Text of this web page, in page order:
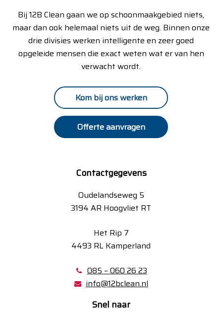
Bij 12B Clean gaan we op schoonmaakgebied niets,
maar dan ook helemaal niets uit de weg. Binnen onze
drie divisies werken intelligente en zeer goed
opgeleide mensen die exact weten wat er van hen
verwacht wordt.
Kom bij ons werken
Offerte aanvragen
Contactgegevens
Oudelandseweg 5
3194 AR Hoogvliet RT
Het Rip 7
4493 RL Kamperland
085 – 060 26 23
info@12bclean.nl
Snel naar